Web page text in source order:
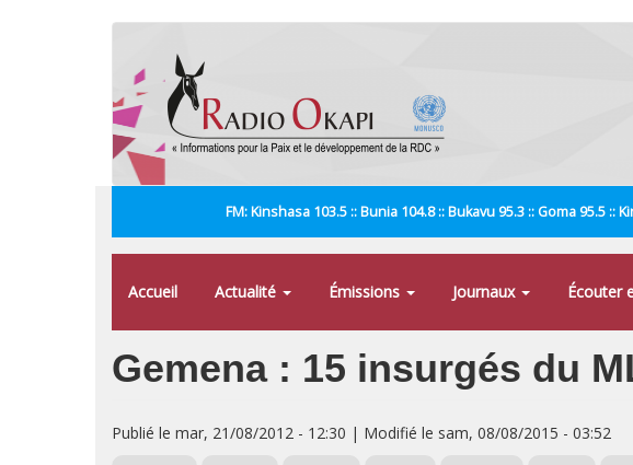
FM: Kinshasa 103.5 :: Bunia 104.8 :: Bukavu 95.3 :: Goma 95.5
Accueil Actualité Émissions Journaux Écouter
Gemena : 15 insurgés du
Publié le mar, 21/08/2012 - 12:30 | Modifié le sam, 08/08/2015 - 03:52